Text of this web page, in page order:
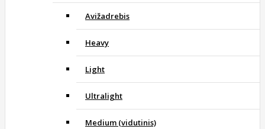
Avižadrebis
Heavy
Light
Ultralight
Medium (vidutinis)